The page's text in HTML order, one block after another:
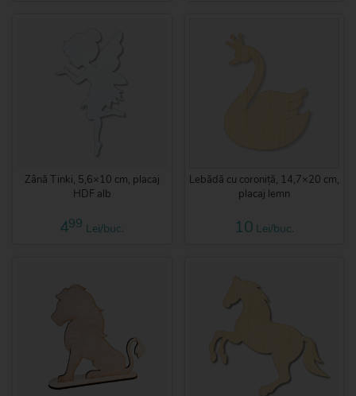
Zână Tinki, 5,6×10 cm, placaj
HDF alb
499 Lei/buc.
Lebădă cu coroniță, 14,7×20 cm,
placaj lemn
10 Lei/buc.